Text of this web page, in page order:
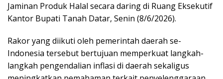
Jaminan Produk Halal secara daring di Ruang Eksekutif
Kantor Bupati Tanah Datar, Senin (8/6/2026).
Rakor yang diikuti oleh pemerintah daerah se-
Indonesia tersebut bertujuan memperkuat langkah-
langkah pengendalian inflasi di daerah sekaligus